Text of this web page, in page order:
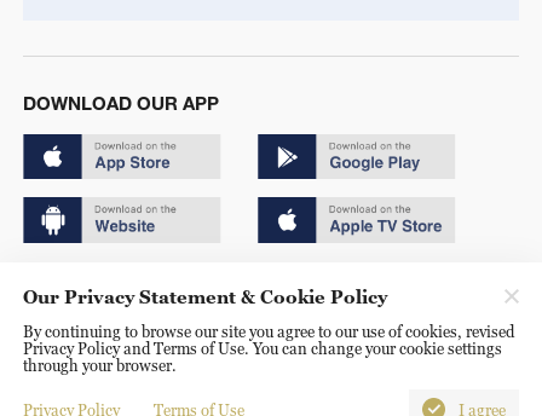
DOWNLOAD OUR APP
京ICP备20000184号
京公网安备 11010502050052号
Disinformation report hotline: 010-85061466
Our Privacy Statement & Cookie Policy
By continuing to browse our site you agree to our use of cookies, revised
Privacy Policy and Terms of Use. You can change your cookie settings
through your browser.
Privacy Policy Terms of Use I agree